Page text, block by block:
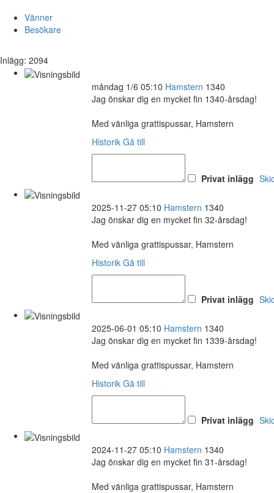
Vänner
Besökare
Inlägg: 2094
måndag 1/6 05:10 Hamstern 1340
Jag önskar dig en mycket fin 1340-årsdag!
Med vänliga grattispussar, Hamstern
Historik Gå till
Privat inlägg
2025-11-27 05:10 Hamstern 1340
Jag önskar dig en mycket fin 32-årsdag!
Med vänliga grattispussar, Hamstern
Historik Gå till
Privat inlägg
2025-06-01 05:10 Hamstern 1340
Jag önskar dig en mycket fin 1339-årsdag!
Med vänliga grattispussar, Hamstern
Historik Gå till
Privat inlägg
2024-11-27 05:10 Hamstern 1340
Jag önskar dig en mycket fin 31-årsdag!
Med vänliga grattispussar, Hamstern